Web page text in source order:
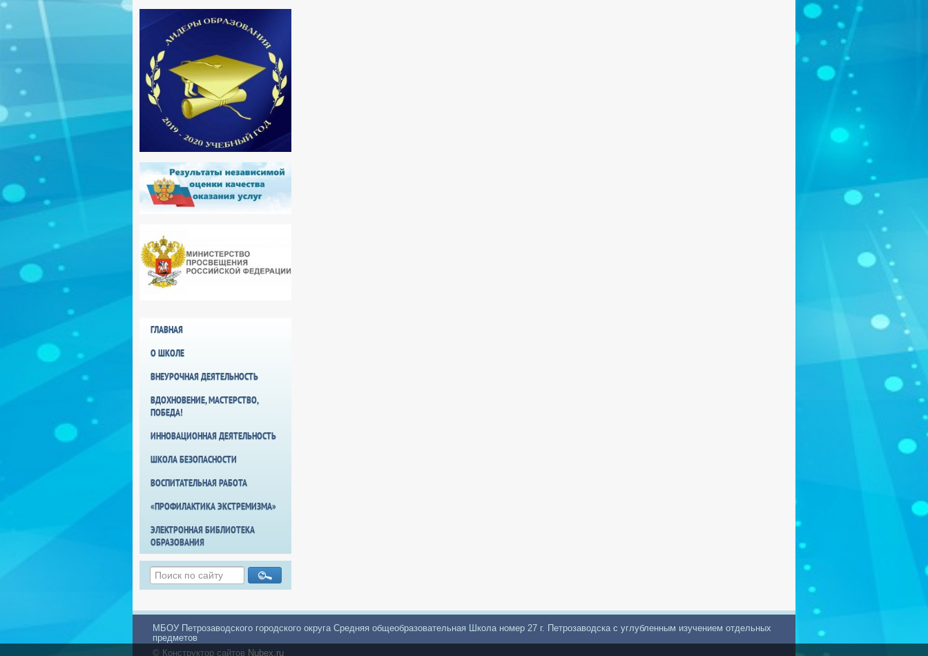
ГЛАВНАЯ
О ШКОЛЕ
ВНЕУРОЧНАЯ ДЕЯТЕЛЬНОСТЬ
ВДОХНОВЕНИЕ, МАСТЕРСТВО,
ПОБЕДА!
ИННОВАЦИОННАЯ ДЕЯТЕЛЬНОСТЬ
ШКОЛА БЕЗОПАСНОСТИ
ВОСПИТАТЕЛЬНАЯ РАБОТА
«ПРОФИЛАКТИКА ЭКСТРЕМИЗМА»
ЭЛЕКТРОННАЯ БИБЛИОТЕКА
ОБРАЗОВАНИЯ
МБОУ Петрозаводского городского округа Средняя общеобразовательная Школа номер 27 г. Петрозаводска с углубленным изучением отдельных
предметов
© Конструктор сайтов Nubex.ru